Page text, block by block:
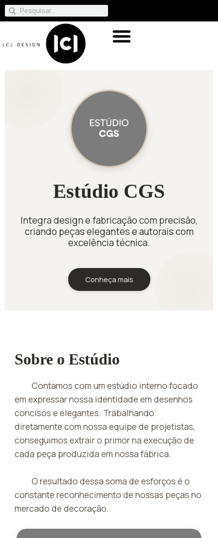
Estúdio CGS
Integra design e fabricação com precisão,
criando peças elegantes e autorais com
excelência técnica.
Conheça mais
Sobre o Estúdio
Contamos com um estúdio interno focado
em expressar nossa identidade em desenhos
concisos e elegantes. Trabalhando
diretamente com nossa equipe de projetistas,
conseguimos extrair o primor na execução de
cada peça produzida em nossa fábrica.
O resultado dessa soma de esforços é o
constante reconhecimento de nossas peças no
mercado de decoração.